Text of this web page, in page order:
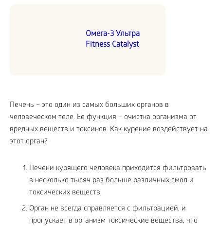
Омега-3 Ультра
Fitness Catalyst
Печень – это один из самых больших органов в
человеческом теле. Ее функция – очистка организма от
вредных веществ и токсинов. Как курение воздействует на
этот орган?
Печени курящего человека приходится фильтровать
в несколько тысяч раз больше различных смол и
токсических веществ.
Орган не всегда справляется с фильтрацией, и
пропускает в организм токсические вещества, что